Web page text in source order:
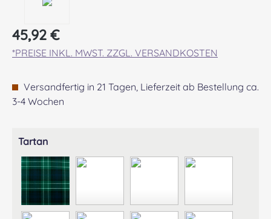
Regulärer Preis:
45,92 €
*PREISE INKL. MWST. ZZGL. VERSANDKOSTEN
Versandfertig in 21 Tagen, Lieferzeit ab Bestellung ca.
3-4 Wochen
Tartanauswählen
ABERCROMBIE MODERN
ABERDEEN MODERNAGNEW ANCIENTANDERSON